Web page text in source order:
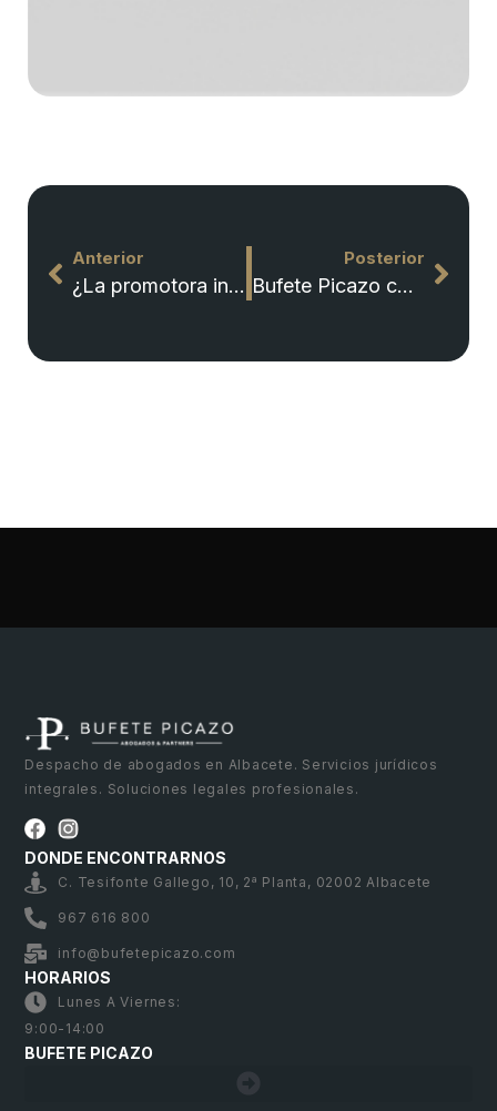
Anterior
¿La promotora inmobiliaria no le entrega la vivienda ni le devuelve el dinero?
Posterior
Bufete Picazo consigue que el Ayuntamiento de Albacete indemnice a una señora por una caída en una calle en mal estado
Despacho de abogados en Albacete. Servicios jurídicos
integrales. Soluciones legales profesionales.
DONDE ENCONTRARNOS
C. Tesifonte Gallego, 10, 2ª Planta, 02002 Albacete
967 616 800
info@bufetepicazo.com
HORARIOS
Lunes A Viernes:
9:00-14:00
BUFETE PICAZO